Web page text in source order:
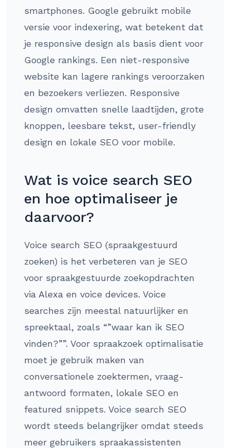
smartphones. Google gebruikt mobile
versie voor indexering, wat betekent dat
je responsive design als basis dient voor
Google rankings. Een niet-responsive
website kan lagere rankings veroorzaken
en bezoekers verliezen. Responsive
design omvatten snelle laadtijden, grote
knoppen, leesbare tekst, user-friendly
design en lokale SEO voor mobile.
Wat is voice search SEO
en hoe optimaliseer je
daarvoor?
Voice search SEO (spraakgestuurd
zoeken) is het verbeteren van je SEO
voor spraakgestuurde zoekopdrachten
via Alexa en voice devices. Voice
searches zijn meestal natuurlijker en
spreektaal, zoals “”waar kan ik SEO
vinden?””. Voor spraakzoek optimalisatie
moet je gebruik maken van
conversationele zoektermen, vraag-
antwoord formaten, lokale SEO en
featured snippets. Voice search SEO
wordt steeds belangrijker omdat steeds
meer gebruikers spraakassistenten